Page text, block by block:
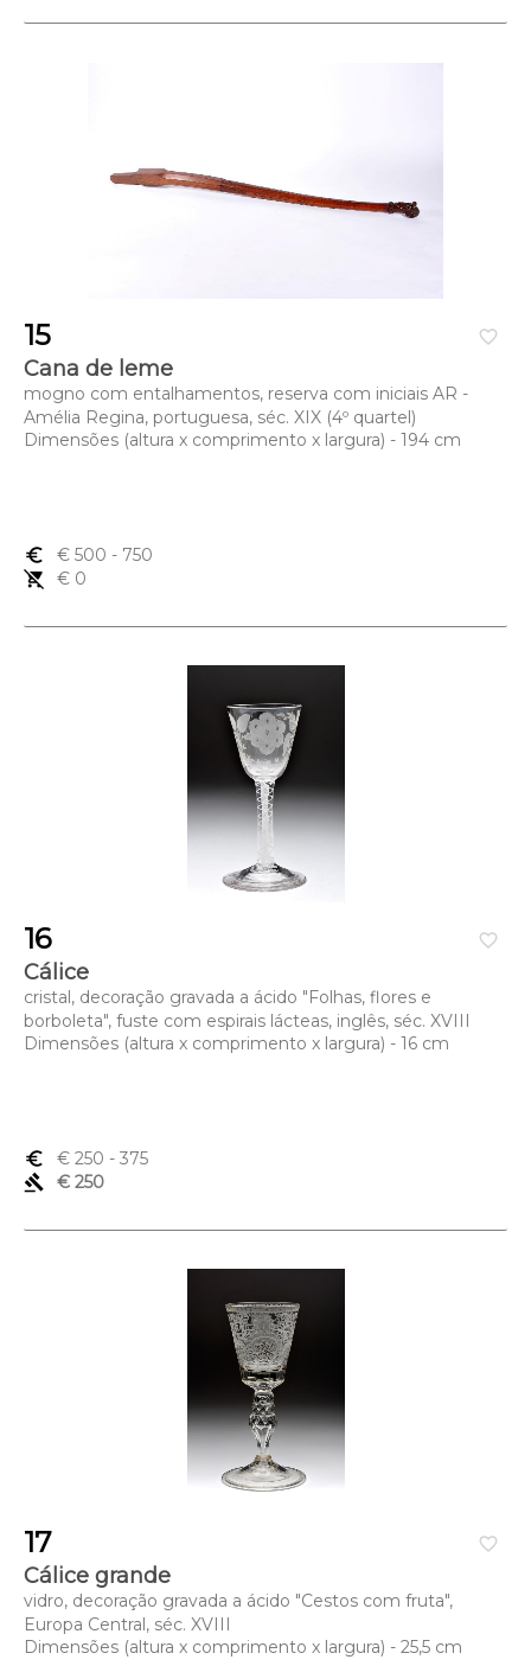
favorite_border
15
Cana de leme
mogno com entalhamentos, reserva com iniciais AR -
Amélia Regina, portuguesa, séc. XIX (4º quartel)
Dimensões (altura x comprimento x largura) - 194 cm
euro_symbol € 500 - 750
remove_shopping_cart
€ 0
favorite_border
16
Cálice
cristal, decoração gravada a ácido "Folhas, flores e
borboleta", fuste com espirais lácteas, inglês, séc. XVIII
Dimensões (altura x comprimento x largura) - 16 cm
euro_symbol € 250 - 375
gavel
€ 250
favorite_border
17
Cálice grande
vidro, decoração gravada a ácido "Cestos com fruta",
Europa Central, séc. XVIII
Dimensões (altura x comprimento x largura) - 25,5 cm